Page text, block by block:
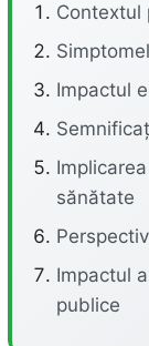
Contextul
Impactul
sănătate
Impactul
publice